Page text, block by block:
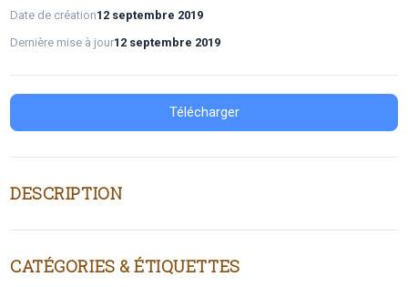
Date de création12 septembre 2019
Dernière mise à jour12 septembre 2019
Télécharger
DESCRIPTION
CATÉGORIES & ÉTIQUETTES